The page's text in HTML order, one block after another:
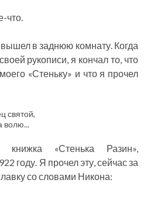
что.
в заднюю комнату. Когда
рукописи, я кончал то, что
«Стеньку» и что я прочел
святой,
волю...
«Стенька Разин»,
году. Я прочел эту, сейчас за
со словами Никона: